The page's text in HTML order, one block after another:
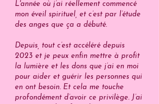
L'année où j’ai réellement commencé
mon éveil spirituel, et c’est par l’étude
des anges que ça a débuté.
Depuis, tout c’est accéléré depuis
2023 et je peux enfin mettre à profit
la lumière et les dons que j’ai en moi
pour aider et guérir les personnes qui
en ont besoin. Et cela me touche
profondément d’avoir ce privilège. J’ai